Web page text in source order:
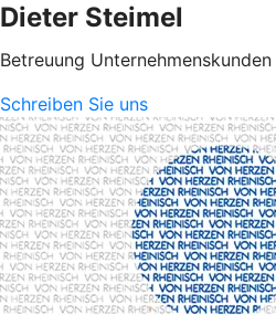
Dieter Steimel
Betreuung Unternehmenskunden
Schreiben Sie uns